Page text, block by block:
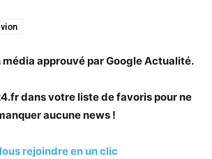
média approuvé par Google Actualité.
dans votre liste de favoris pour ne
aucune news !
rejoindre en un clic